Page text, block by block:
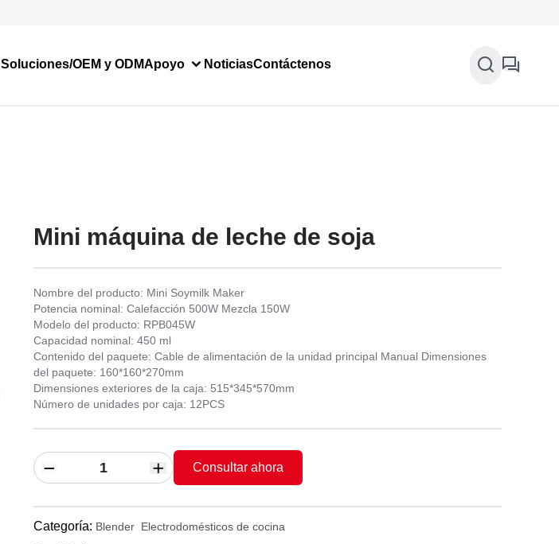
Soluciones/OEM y ODMApoyo NoticiasContáctenos
Mini máquina de leche de soja
Nombre del producto: Mini Soymilk Maker
Potencia nominal: Calefacción 500W Mezcla 150W
Modelo del producto: RPB045W
Capacidad nominal: 450 ml
Contenido del paquete: Cable de alimentación de la unidad principal Manual Dimensiones
del paquete: 160*160*270mm
Dimensiones exteriores de la caja: 515*345*570mm
Número de unidades por caja: 12PCS
Consultar ahora
Categoría: Blender Electrodomésticos de cocina